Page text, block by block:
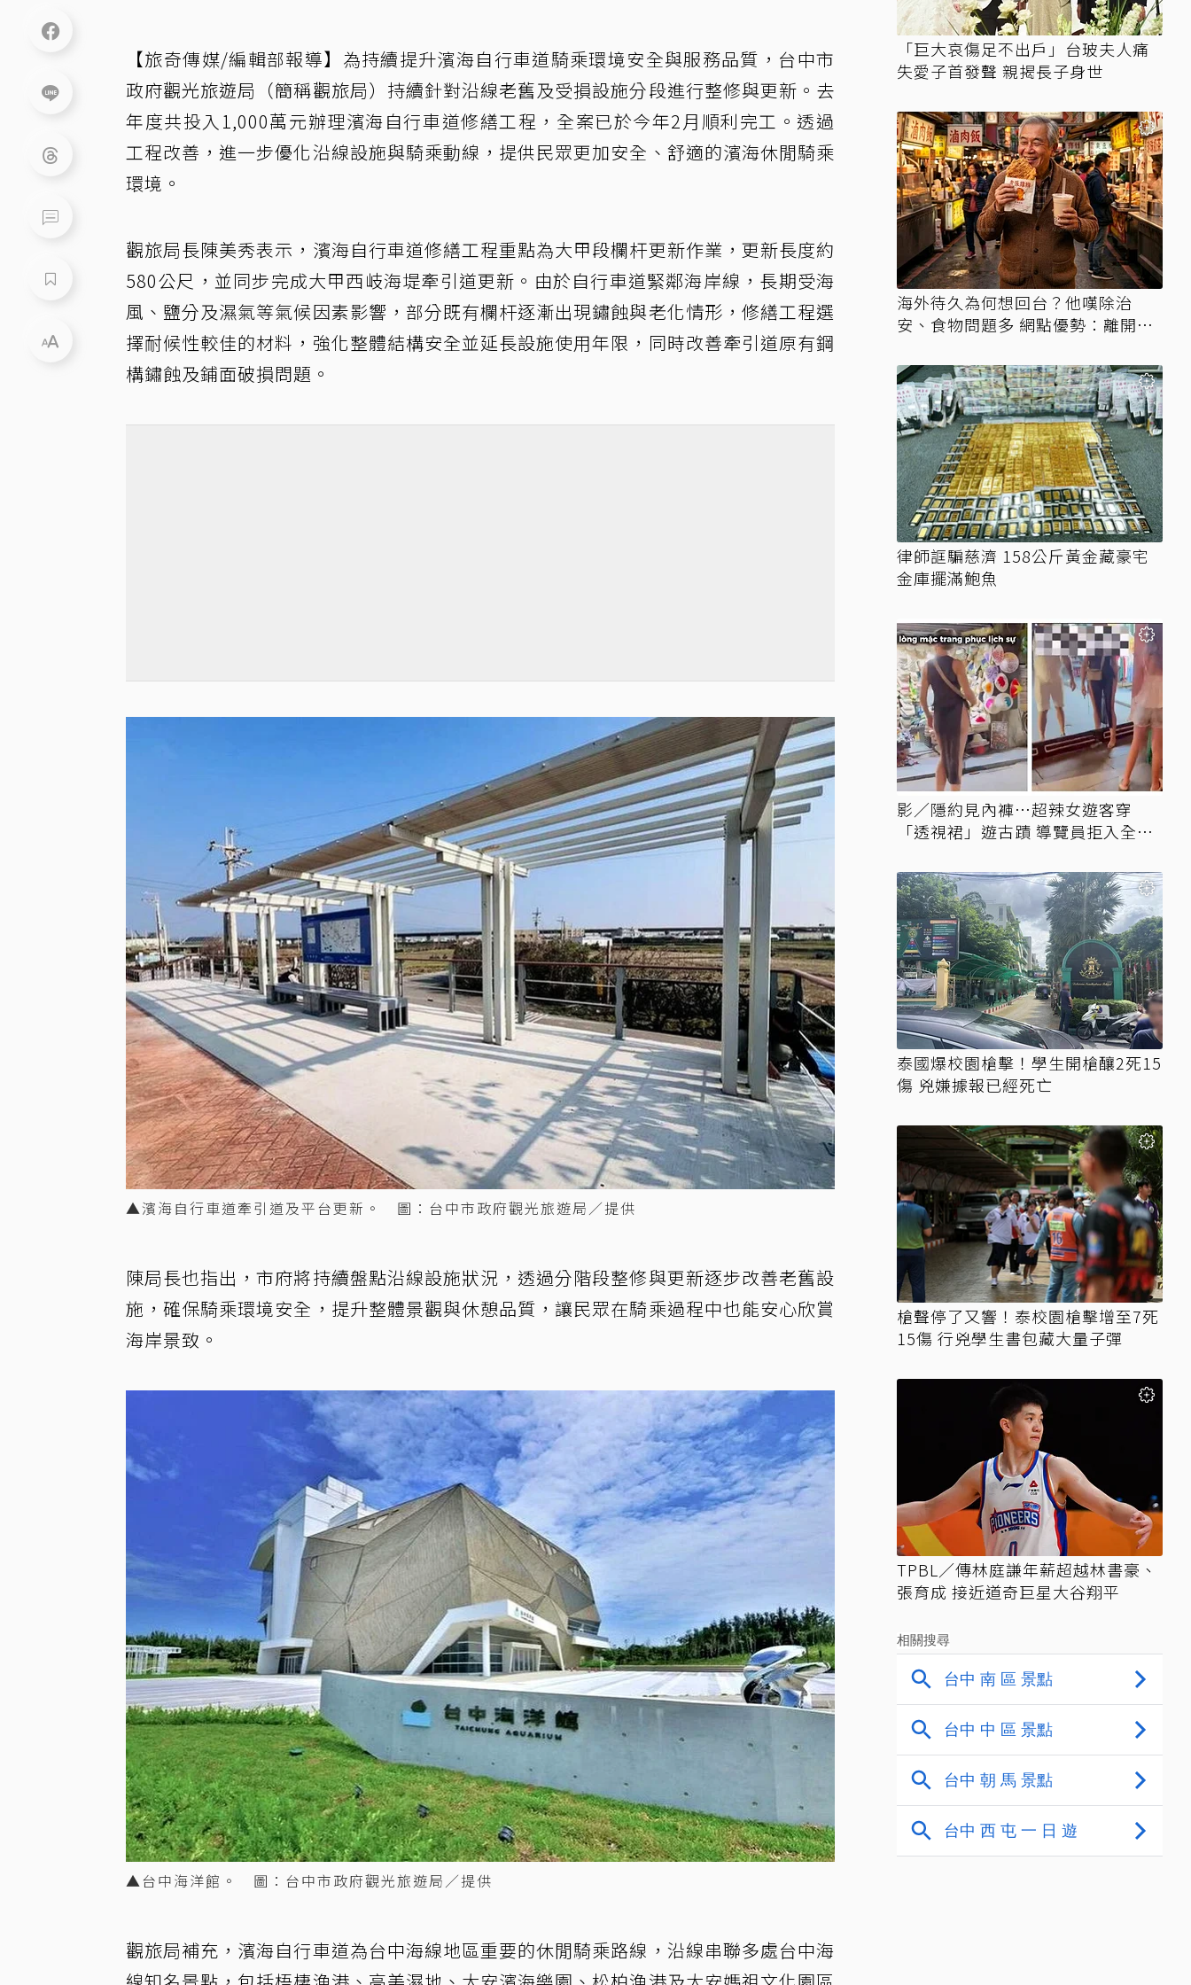
【旅奇傳媒/編輯部報導】為持續提升濱海自行車道騎乘環境安全與服務品質，台中市
政府觀光旅遊局（簡稱觀旅局）持續針對沿線老舊及受損設施分段進行整修與更新。去
年度共投入1,000萬元辦理濱海自行車道修繕工程，全案已於今年2月順利完工。透過
工程改善，進一步優化沿線設施與騎乘動線，提供民眾更加安全、舒適的濱海休閒騎乘
環境。
觀旅局長陳美秀表示，濱海自行車道修繕工程重點為大甲段欄杆更新作業，更新長度約
580公尺，並同步完成大甲西岐海堤牽引道更新。由於自行車道緊鄰海岸線，長期受海
風、鹽分及濕氣等氣候因素影響，部分既有欄杆逐漸出現鏽蝕與老化情形，修繕工程選
擇耐候性較佳的材料，強化整體結構安全並延長設施使用年限，同時改善牽引道原有鋼
構鏽蝕及鋪面破損問題。
▲濱海自行車道牽引道及平台更新。 圖：台中市政府觀光旅遊局／提供
陳局長也指出，市府將持續盤點沿線設施狀況，透過分階段整修與更新逐步改善老舊設
施，確保騎乘環境安全，提升整體景觀與休憩品質，讓民眾在騎乘過程中也能安心欣賞
海岸景致。
▲台中海洋館。 圖：台中市政府觀光旅遊局／提供
觀旅局補充，濱海自行車道為台中海線地區重要的休閒騎乘路線，沿線串聯多處台中海
「巨大哀傷足不出戶」台玻夫人痛
失愛子首發聲 親揭長子身世
海外待久為何想回台？他嘆除治
安、食物問題多 網點優勢：離開才
律師誆騙慈濟 158公斤黃金藏豪宅
金庫擺滿鮑魚
影／隱約見內褲…超辣女遊客穿
「透視裙」遊古蹟 導覽員拒入全網
泰國爆校園槍擊！學生開槍釀2死15
傷 兇嫌據報已經死亡
槍聲停了又響！泰校園槍擊增至7死
15傷 行兇學生書包藏大量子彈
TPBL／傳林庭謙年薪超越林書豪、
張育成 接近道奇巨星大谷翔平